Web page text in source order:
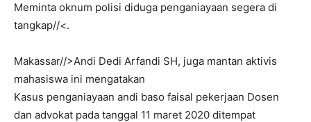
Meminta oknum polisi diduga penganiayaan segera di
tangkap//<.
Makassar//>Andi Dedi Arfandi SH, juga mantan aktivis
mahasiswa ini mengatakan
Kasus penganiayaan andi baso faisal pekerjaan Dosen
dan advokat pada tanggal 11 maret 2020 ditempat